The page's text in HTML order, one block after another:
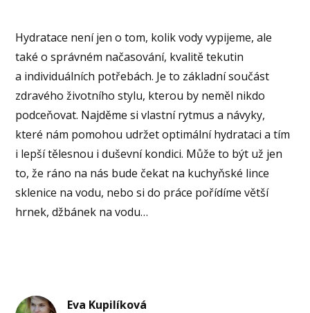
Hydratace není jen o tom, kolik vody vypijeme, ale
také o správném načasování, kvalitě tekutin
a individuálních potřebách. Je to základní součást
zdravého životního stylu, kterou by neměl nikdo
podceňovat. Najděme si vlastní rytmus a návyky,
které nám pomohou udržet optimální hydrataci a tím
i lepší tělesnou i duševní kondici. Může to být už jen
to, že ráno na nás bude čekat na kuchyňské lince
sklenice na vodu, nebo si do práce pořídíme větší
hrnek, džbánek na vodu…
Eva Kupilíková